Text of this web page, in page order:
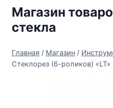
Перейти
содержимому
Магазин
стекла
Главная / Магазин /
Стеклорез (6-роликов) «LT»